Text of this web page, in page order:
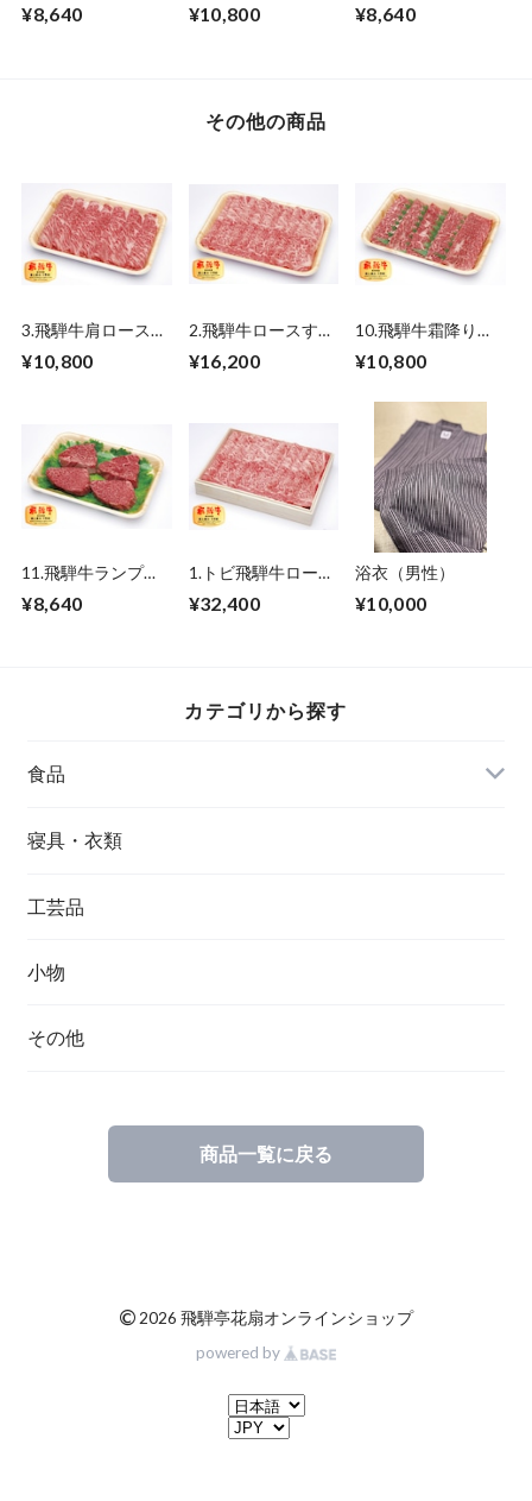
（3~4枚） 750ｇ
¥8,640 ¥10,800
焼肉） 500ｇ
¥8,640
その他の商品
3.飛騨牛肩ロースす
¥10,800
2.飛騨牛ロースすき
¥16,200
10.飛騨牛霜降り焼
¥10,800
11.飛騨牛ランプ・
（3~4枚） 750ｇ
¥8,640
1.トビ飛騨牛ロース
ぶ 750ｇ
¥32,400
浴衣（男性）
¥10,000
カテゴリから探す
食品
寝具・衣類
工芸品
小物
その他
商品一覧に戻る
©2026 飛騨亭花扇オンラインショップ
powered by